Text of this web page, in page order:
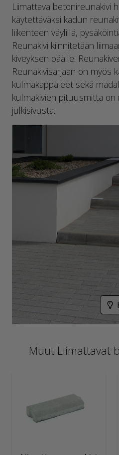
Liimattava betonireunakivi
käytettäväksi kadun
liikenteen väylillä,
Reunakivi kiinnitetään
kiveyksen päälle.
Reunakivisarjaan on myös
kulmakappaleet sekä
kulmakivien pituusmitta on
julkisivusta.
Muut Liimattavat